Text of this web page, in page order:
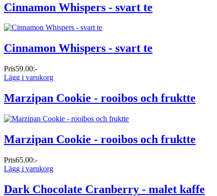
Cinnamon Whispers - svart te
Cinnamon Whispers - svart te
Pris59.00:-
Lägg i varukorg
Marzipan Cookie - rooibos och fruktte
Marzipan Cookie - rooibos och fruktte
Pris65.00:-
Lägg i varukorg
Dark Chocolate Cranberry - malet kaffe